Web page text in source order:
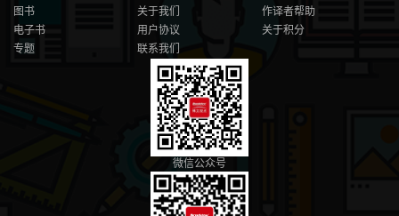
3.2 图片高颜值排版 / 102
1. 图片叠放 / 102
2. 加小标签 / 104
图书
电子书
专题
关于我们
用户协议
联系我们
作译者帮助
关于积分
微信公众号